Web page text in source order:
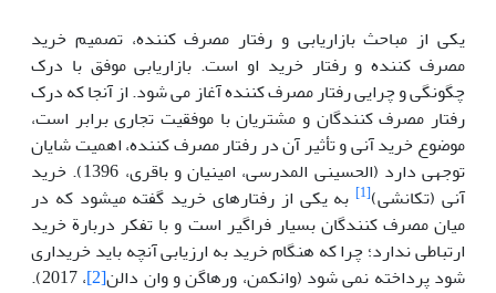
یکی از مباحث بازاریابی و رفتار مصرف کننده، تصمیم خرید
مصرف کننده و رفتار خرید او است. بازاریابی موفق با درک
چگونگی و چرایی رفتار مصرف کننده آغاز می شود. از آنجا که درک
رفتار مصرف کنندگان و مشتریان با موفقیت تجاری برابر است،
موضوع خرید آنی و تأثیر آن در رفتار مصرف کننده، اهمیت شایان
توجهی دارد (الحسینی المدرسی، امینیان و باقری، 1396). خرید
آنی (تکانشی)[1] به یکی از رفتارهای خرید گفته می­شود که در
میان مصرف کنندگان بسیار فراگیر است و با تفکر دربارة خرید
ارتباطی ندارد؛ چرا که هنگام خرید به ارزیابی آنچه باید خریداری
شود پرداخته نمی شود (وانکمن، ورهاگن و وان دالن[2]
، 2017).